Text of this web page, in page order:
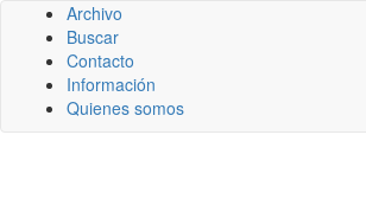
Archivo
Buscar
Contacto
Información
Quienes somos